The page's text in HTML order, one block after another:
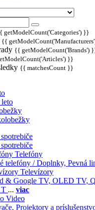
getModelCount('Categories') }}
{{
{{ getModelCount('Brands')
}}
{{ matchesCount }}
Telefóny
telefóny / Doplnky, Pevná
Televízory
& Google TV, OLED TV,
... viac
Video
Projektory a